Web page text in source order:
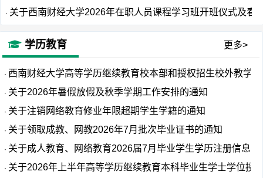
· 关于西南财经大学2026年在职人员课程学习班开班仪式及春...
学历教育 更多>
· 西南财经大学高等学历继续教育校本部和授权招生校外教学点
· 关于2026年暑假放假及秋季学期工作安排的通知
· 关于注销网络教育修业年限超期学生学籍的通知
· 关于领取成教、网教2026年7月批次毕业证书的通知
· 关于成人教育、网络教育2026届7月毕业学生学历注册信息校
· 关于2026年上半年高等学历继续教育本科毕业生学士学位授...